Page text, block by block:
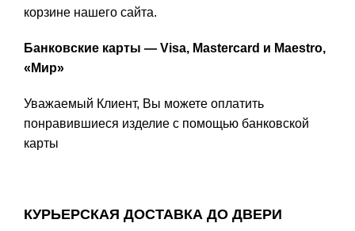
корзине нашего сайта.
Банковские карты — Visa, Mastercard и Maestro,
«Мир»
Уважаемый Клиент, Вы можете оплатить
понравившиеся изделие с помощью банковской
карты
КУРЬЕРСКАЯ ДОСТАВКА ДО ДВЕРИ